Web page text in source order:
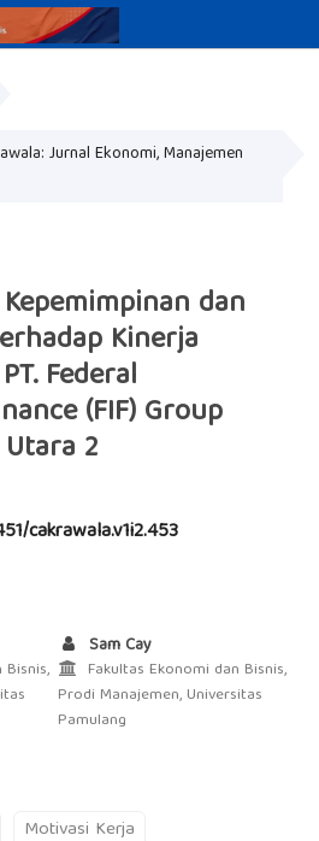
Jurnal Ekonomi, Manajemen
dan
Kinerja
Federal
(FIF) Group
2
cakrawala.v1i2.453
Sam Cay
Fakultas Ekonomi dan Bisnis,
Prodi Manajemen, Universitas
Pamulang
Motivasi Kerja